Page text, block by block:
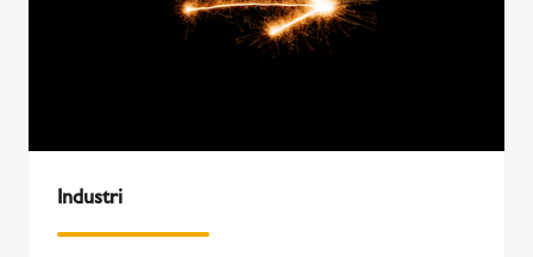
Industri